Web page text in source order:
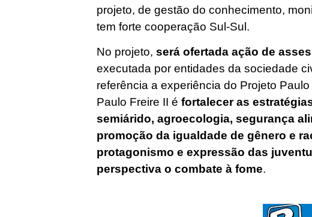
projeto, de gestão do conhecimento,
tem forte cooperação Sul-Sul.
No projeto,será ofertada ação de
executada por entidades da sociedade
referência a experiência do Projeto
Paulo Freire II éfortalecer as
semiárido, agroecologia, segurança
promoção da igualdade de gênero e
protagonismo e expressão das
perspectiva o combate à fome.